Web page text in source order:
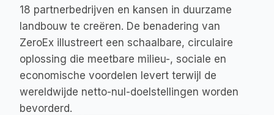
18 partnerbedrijven en kansen in duurzame
landbouw te creëren. De benadering van
ZeroEx illustreert een schaalbare, circulaire
oplossing die meetbare milieu-, sociale en
economische voordelen levert terwijl de
wereldwijde netto-nul-doelstellingen worden
bevorderd.